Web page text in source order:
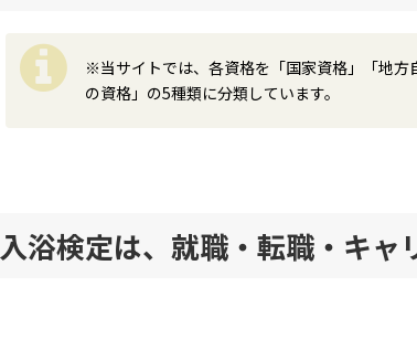
※当サイトでは、各資格を「国家資格」「地
の資格」の5種類に分類しています。
入浴検定は、就職・転職・キャ